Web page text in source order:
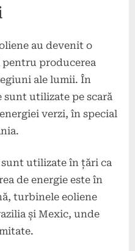
au devenit o
producerea
ale lumii. În
utilizate pe scară
verzi, în special
utilizate în țări ca
de energie este în
turbinele eoliene
și Mexic, unde